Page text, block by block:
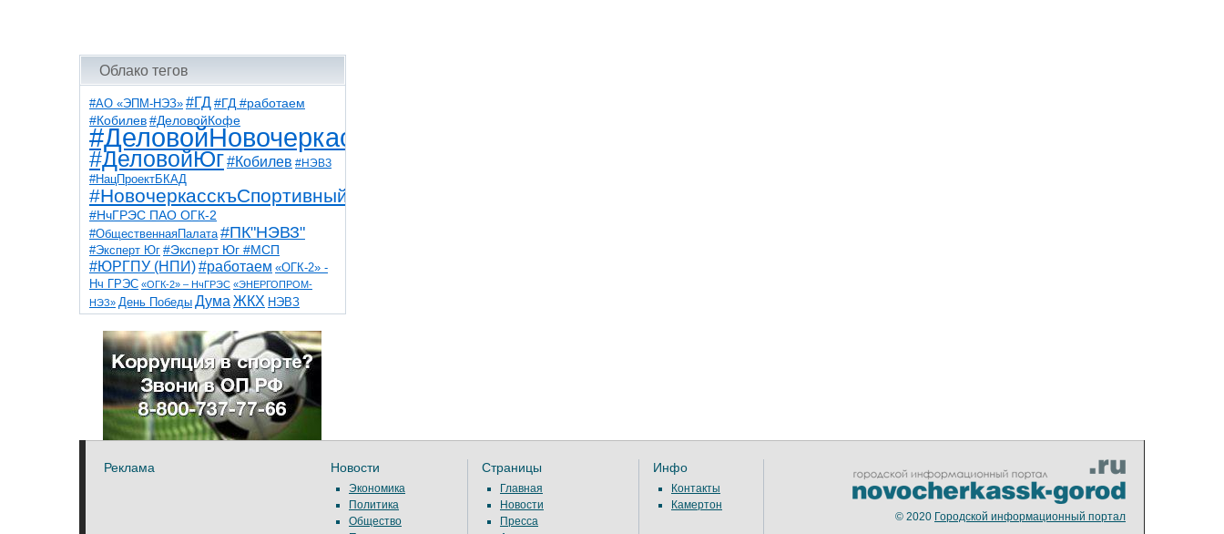
Облако тегов
#АО «ЭПМ-НЭЗ» #ГД #ГД #работаем
#Кобилев #ДеловойКофе
#ДеловойНовочеркасск
#ДеловойЮг#Кобилев #НЭВЗ
#НацПроектБКАД
#НовочеркасскъСпортивный
#НчГРЭС ПАО ОГК-2
#ОбщественнаяПалата #ПК"НЭВЗ"
#Эксперт Юг #Эксперт Юг #МСП
#ЮРГПУ (НПИ)#работаем «ОГК-2» -
Нч ГРЭС «ОГК-2» – НчГРЭС «ЭНЕРГОПРОМ-
НЭЗ» День Победы Дума ЖКХ НЭВЗ
НчГРЭС ТНТ
благоустройствоветераны выборы
детидороги казаки коррупция космос
общественная палата парк пожар роща
спорт театр транспорт художники
Реклама Новости
Экономика
Политика
Общество
Страницы
Главная
Новости
Пресса
Инфо
Контакты
Камертон
© 2020 Городской информационный портал